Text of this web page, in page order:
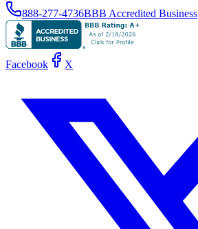
888-277-4736BBB Accredited Business
Facebook X